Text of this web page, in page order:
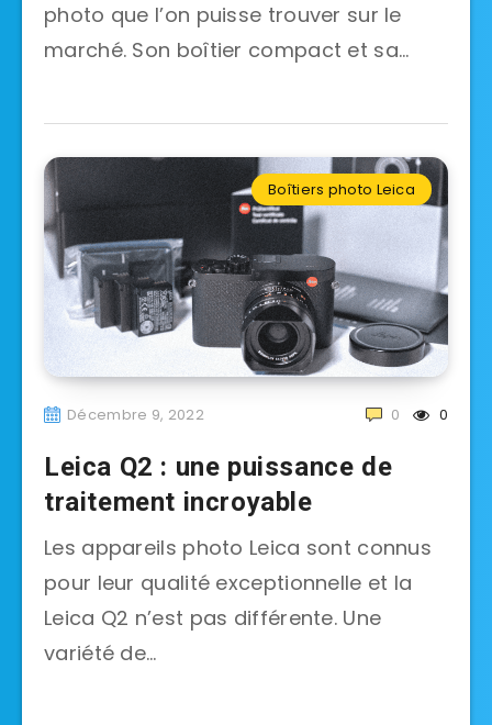
photo que l’on puisse trouver sur le
marché. Son boîtier compact et sa…
Boîtiers photo Leica
Décembre 9, 2022 0
0
Leica Q2 : une puissance de
traitement incroyable
Les appareils photo Leica sont connus
pour leur qualité exceptionnelle et la
Leica Q2 n’est pas différente. Une
variété de…